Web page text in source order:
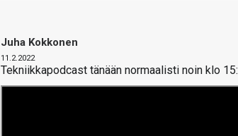
Juha Kokkonen
11.2.2022
Tekniikkapodcast tänään normaalisti noin klo 15: